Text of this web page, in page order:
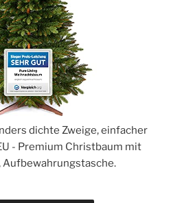
dichte Zweige, einfacher
- Premium Christbaum mit
Aufbewahrungstasche.